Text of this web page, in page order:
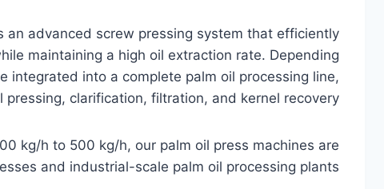
advanced screw pressing system that efficiently
maintaining a high oil extraction rate. Depending
integrated into a complete palm oil processing line,
clarification, filtration, and kernel recovery.
kg/h to 500 kg/h, our palm oil press machines are
and industrial-scale palm oil processing plants.